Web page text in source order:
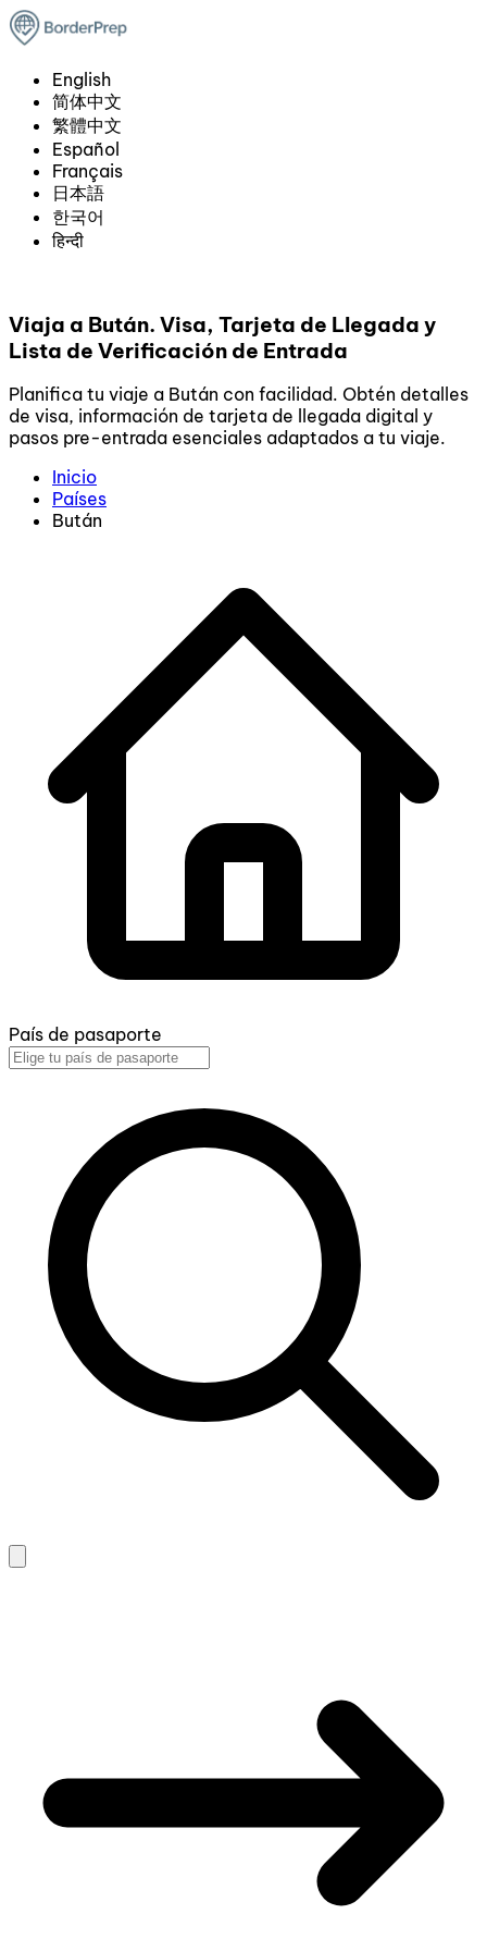
English
简体中文
繁體中文
Español
Français
日本語
한국어
हिन्दी
Viaja a Bután. Visa, Tarjeta de Llegada y
Lista de Verificación de Entrada
Planifica tu viaje a Bután con facilidad. Obtén detalles
de visa, información de tarjeta de llegada digital y
pasos pre-entrada esenciales adaptados a tu viaje.
Inicio
Países
Bután
País de pasaporte